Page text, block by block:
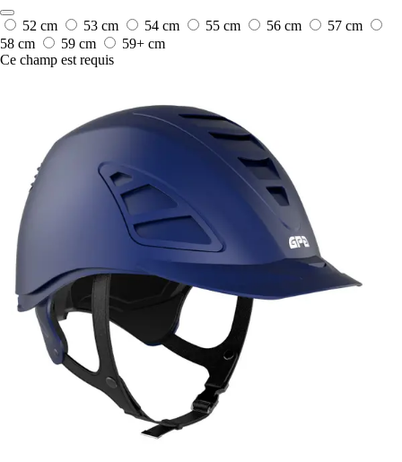
52 cm 53 cm 54 cm 55 cm 56 cm
57 cm
58 cm
59 cm
59+ cm
Ce champ est requis